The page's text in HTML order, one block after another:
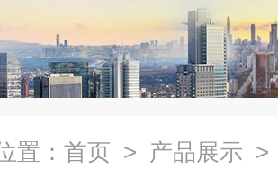
置： 首页 > 产品展示